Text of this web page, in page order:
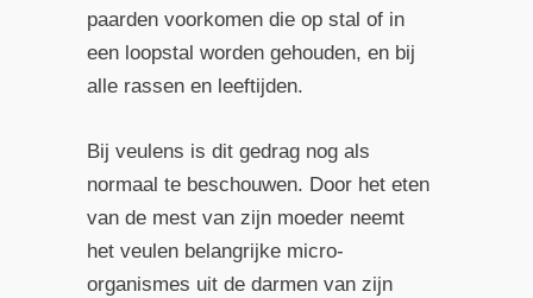
paarden voorkomen die op stal of in
een loopstal worden gehouden, en bij
alle rassen en leeftijden.
Bij veulens is dit gedrag nog als
normaal te beschouwen. Door het eten
van de mest van zijn moeder neemt
het veulen belangrijke micro-
organismes uit de darmen van zijn